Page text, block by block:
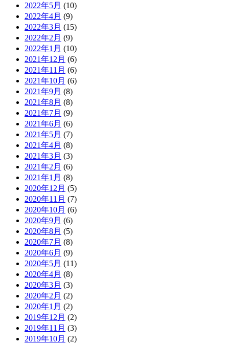
2022年5月 (10)
2022年4月 (9)
2022年3月 (15)
2022年2月 (9)
2022年1月 (10)
2021年12月 (6)
2021年11月 (6)
2021年10月 (6)
2021年9月 (8)
2021年8月 (8)
2021年7月 (9)
2021年6月 (6)
2021年5月 (7)
2021年4月 (8)
2021年3月 (3)
2021年2月 (6)
2021年1月 (8)
2020年12月 (5)
2020年11月 (7)
2020年10月 (6)
2020年9月 (6)
2020年8月 (5)
2020年7月 (8)
2020年6月 (9)
2020年5月 (11)
2020年4月 (8)
2020年3月 (3)
2020年2月 (2)
2020年1月 (2)
2019年12月 (2)
2019年11月 (3)
2019年10月 (2)